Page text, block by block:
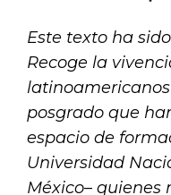
Este texto ha
Recoge la
latinoamericanos
posgrado que
espacio de
Universidad
México– quienes